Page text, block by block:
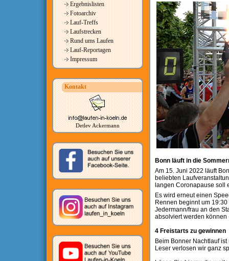
Ergebnislisten
Fotoarchiv
Lauf-Treffs
Laufstrecken
Rund ums Laufen
Lauf-Reportagen
Impressum
Kontakt
Detlev Ackermann
Bonn läuft in die
Am 15. Juni 2022 läuft
beliebten
langen Coronapause soll
Es wird erneut einen
Rennen beginnt um
Jedermann/frau an den
absolviert werden können
4 Freistarts zu gewinnen
Beim Bonner Nachtlauf
Leser verlosen wir ganz